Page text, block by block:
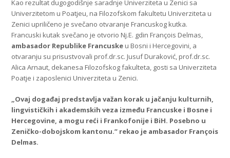
Kao rezultat dugogodišnje saradnje Univerziteta u Zenici sa
Univerzitetom u Poatjeu, na Filozofskom fakultetu Univerziteta u
Zenici upriličeno je svečano otvaranje Francuskog kutka.
Francuski kutak svečano je otvorio Nj.E. gdin François Delmas,
ambasador Republike Francuske u Bosni i Hercegovini, a
otvaranju su prisustvovali prof.dr.sc. Jusuf Duraković, prof.dr.sc.
Alica Arnaut, dekanesa Filozofskog fakulteta, gosti sa Univerziteta
Poatje i zaposlenici Univerziteta u Zenici.
„Ovaj događaj predstavlja važan korak u jačanju kulturnih,
lingvističkih i akademskih veza između Francuske i Bosne i
Hercegovine, a mogu reći i Frankofonije i BiH. Posebno u
Zeničko-dobojskom kantonu.” rekao je ambasador François
Delmas.